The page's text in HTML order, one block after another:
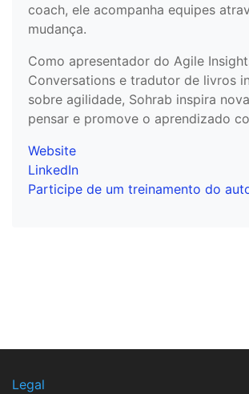
coach, ele acompanha equipes
mudança.
Como apresentador do Agile
Conversations e tradutor de livros
sobre agilidade, Sohrab inspira
pensar e promove o aprendizado
Website
LinkedIn
Participe de um treinamento do
Legal